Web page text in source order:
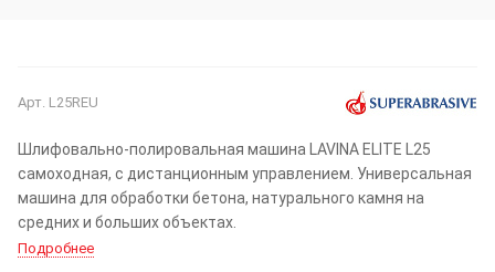
Арт. L25REU
Шлифовально-полировальная машина LAVINA ELITE L25
самоходная, с дистанционным управлением. Универсальная
машина для обработки бетона, натурального камня на
средних и больших объектах.
Подробнее